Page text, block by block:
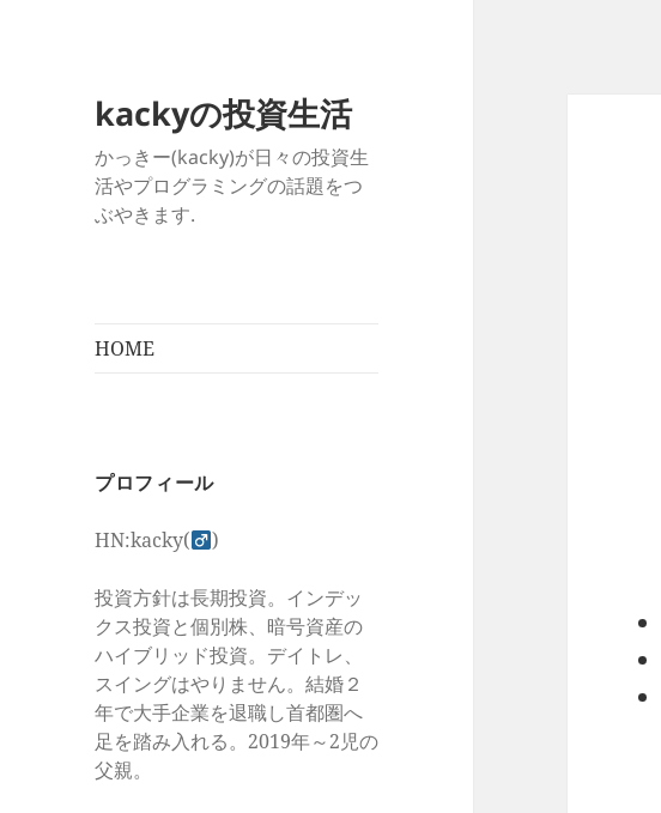
kackyの投資生活
かっきー(kacky)が日々の投資生
活やプログラミングの話題をつ
ぶやきます.
HOME
プロフィール
HN:kacky( )
投資方針は長期投資。インデッ
クス投資と個別株、暗号資産の
ハイブリッド投資。デイトレ、
スイングはやりません。結婚２
年で大手企業を退職し首都圏へ
足を踏み入れる。2019年～2児の
父親。